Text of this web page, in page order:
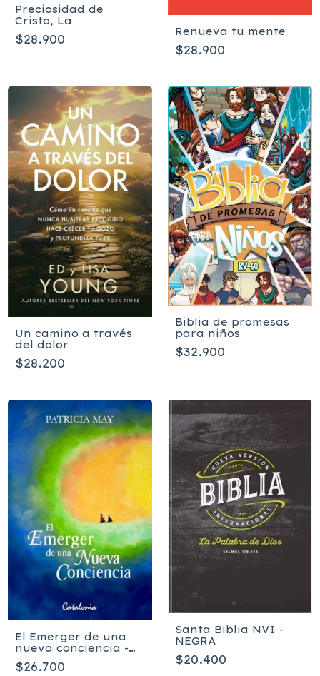
Preciosidad de
Cristo, La
$28.900
Renueva tu mente
$28.900
Un camino a través
del dolor
$28.200
Biblia de promesas
para niños
$32.900
El Emerger de una
nueva conciencia -
PATRICIA MAY
$26.700
Santa Biblia NVI -
NEGRA
$20.400